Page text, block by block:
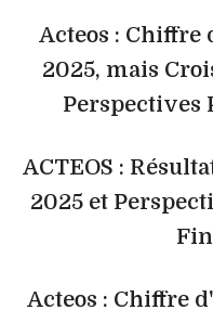
Acteos : Chiffre
2025, mais
Perspectives
ACTEOS :
2025 et
Acteos : Chiffre